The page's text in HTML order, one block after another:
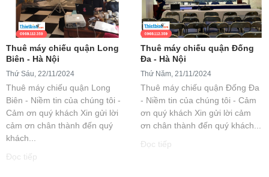
Thuê máy chiếu quận Long
Biên - Hà Nội
Thứ Sáu, 22/11/2024
Thuê máy chiếu quận Long
Biên - Niềm tin của chúng tôi -
Cảm ơn quý khách Xin gửi lời
cảm ơn chân thành đến quý
khách...
Đọc tiếp
Thuê máy chiếu quận Đống
Đa - Hà Nội
Thứ Năm, 21/11/2024
Thuê máy chiếu quận Đống Đa
- Niềm tin của chúng tôi - Cảm
ơn quý khách Xin gửi lời cảm
ơn chân thành đến quý khách...
Đọc tiếp